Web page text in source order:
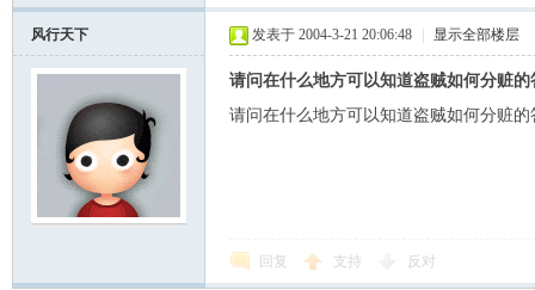
风行天下 发表于 2004-3-21 20:06:48 显示全部楼层
请问在什么地方可以知道盗贼如何分赃的
请问在什么地方可以知道盗贼如何分赃的
回复 支持 反对